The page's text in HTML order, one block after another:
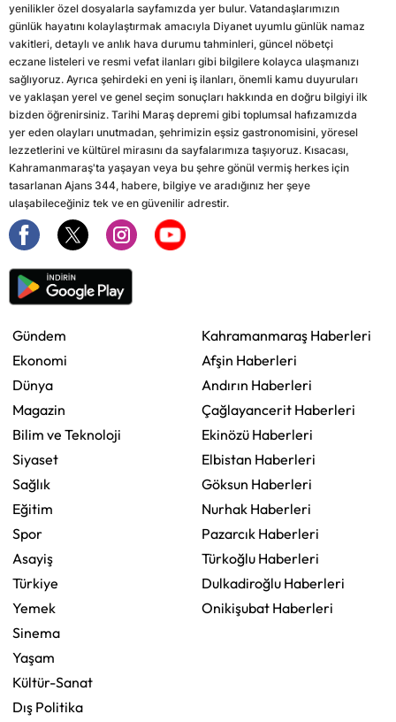
yenilikler özel dosyalarla sayfamızda yer bulur. Vatandaşlarımızın
günlük hayatını kolaylaştırmak amacıyla Diyanet uyumlu günlük namaz
vakitleri, detaylı ve anlık hava durumu tahminleri, güncel nöbetçi
eczane listeleri ve resmi vefat ilanları gibi bilgilere kolayca ulaşmanızı
sağlıyoruz. Ayrıca şehirdeki en yeni iş ilanları, önemli kamu duyuruları
ve yaklaşan yerel ve genel seçim sonuçları hakkında en doğru bilgiyi ilk
bizden öğrenirsiniz. Tarihi Maraş depremi gibi toplumsal hafızamızda
yer eden olayları unutmadan, şehrimizin eşsiz gastronomisini, yöresel
lezzetlerini ve kültürel mirasını da sayfalarımıza taşıyoruz. Kısacası,
Kahramanmaraş'ta yaşayan veya bu şehre gönül vermiş herkes için
tasarlanan Ajans 344, habere, bilgiye ve aradığınız her şeye
ulaşabileceğiniz tek ve en güvenilir adrestir.
Gündem
Ekonomi
Dünya
Magazin
Bilim ve Teknoloji
Siyaset
Sağlık
Eğitim
Spor
Asayiş
Türkiye
Yemek
Sinema
Yaşam
Kültür-Sanat
Dış Politika
Kahramanmaraş Haberleri
Afşin Haberleri
Andırın Haberleri
Çağlayancerit Haberleri
Ekinözü Haberleri
Elbistan Haberleri
Göksun Haberleri
Nurhak Haberleri
Pazarcık Haberleri
Türkoğlu Haberleri
Dulkadiroğlu Haberleri
Onikişubat Haberleri